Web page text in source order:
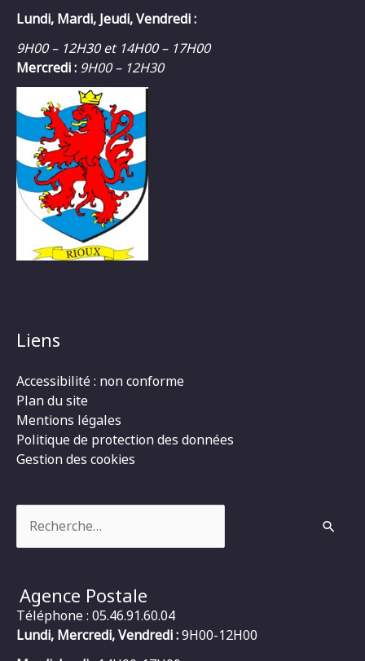
Lundi, Mardi, Jeudi, Vendredi :
9H00 – 12H30 et 14H00 – 17H00
Mercredi : 9H00 – 12H30
Liens
Accessibilité : non conforme
Plan du site
Mentions légales
Politique de protection des données
Gestion des cookies
Agence Postale
Téléphone : 05.46.91.60.04
Lundi, Mercredi, Vendredi :9H00-12H00